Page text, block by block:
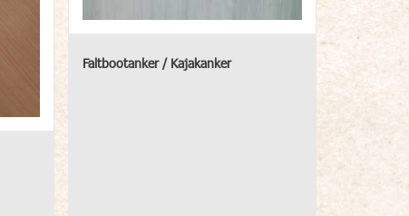
Faltbootanker / Kajakanker